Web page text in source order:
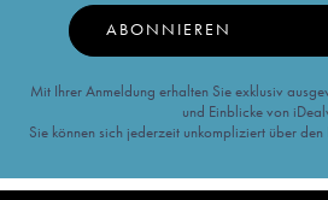
ABONNIEREN
Mit Ihrer Anmeldung erhalten Sie exklusiv
und Einblicke von
Sie können sich jederzeit unkompliziert über